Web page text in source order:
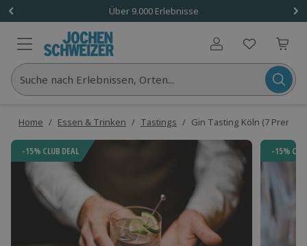
Über 9.000 Erlebnisse
Benutzerkonto
Suche nach Erlebnissen, Orten...
Home / Essen & Trinken / Tastings / Gin Tasting Köln (7
-15% CLUB DEAL -15%